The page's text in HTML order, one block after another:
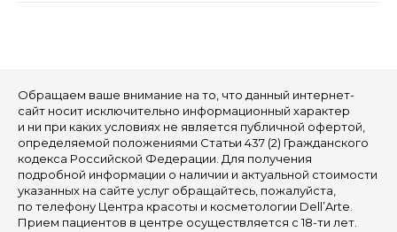
Обращаем ваше внимание на то, что данный интернет-
сайт носит исключительно информационный характер
и ни при каких условиях не является публичной офертой,
определяемой положениями Статьи 437 (2) Гражданского
кодекса Российской Федерации. Для получения
подробной информации о наличии и актуальной стоимости
указанных на сайте услуг обращайтесь, пожалуйста,
по телефону Центра красоты и косметологии Dell’Arte.
Прием пациентов в центре осуществляется с 18-ти лет.